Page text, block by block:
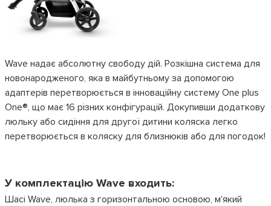
Wave надає абсолютну свободу дій. Розкішна система для
новонародженого, яка в майбутньому за допомогою
адаптерів перетворюється в інноваційну систему One plus
One®, що має 16 різних конфігурацій. Докупивши додаткову
люльку або сидіння для другої дитини коляска легко
перетворюється в коляску для близнюків або для погодок!
У комплектацію Wave входить:
Шасі Wave, люлька з горизонтальною основою, м'який